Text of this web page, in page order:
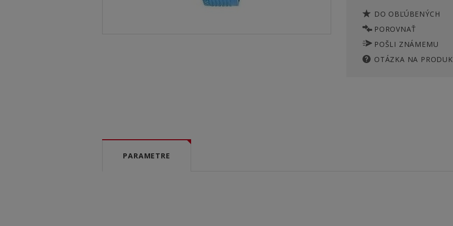
DO OBĽÚBENÝCH
POROVNAŤ
POŠLI ZNÁMEMU
OTÁZKA NA
PARAMETRE